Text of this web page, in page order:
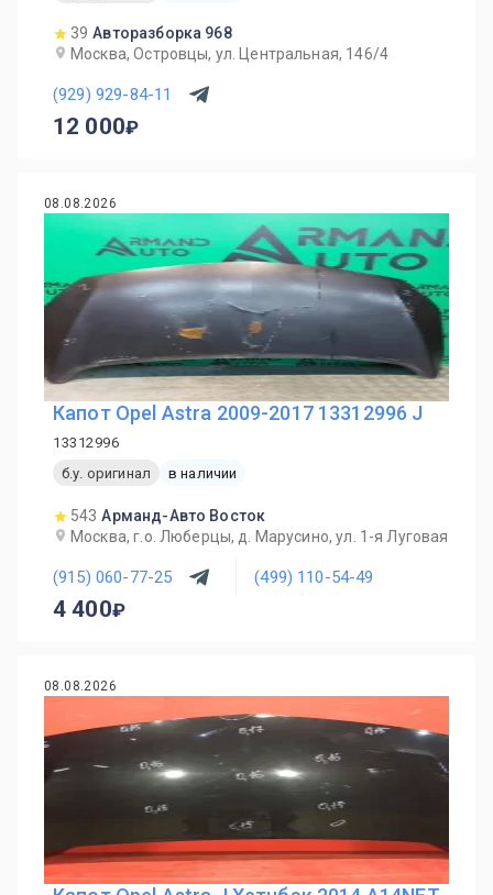
39 Авторазборка 968
Москва, Островцы, ул. Центральная, 146/4
(929) 929-84-11
12 000
08.08.2026
Капот Opel Astra 2009-2017 13312996 J
13312996
б.у. оригинал
в наличии
543 Арманд-Авто Восток
Москва, г.о. Люберцы, д. Марусино, ул. 1-я Луговая
(915) 060-77-25 (499) 110-54-49
4 400
08.08.2026